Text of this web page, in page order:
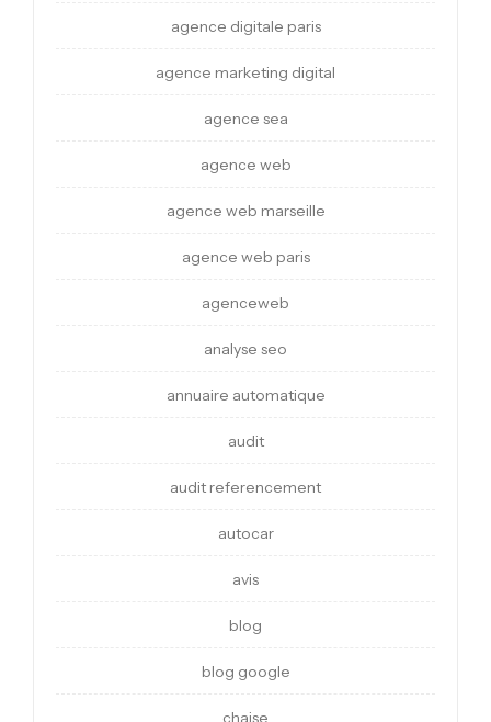
agence digitale paris
agence marketing digital
agence sea
agence web
agence web marseille
agence web paris
agenceweb
analyse seo
annuaire automatique
audit
audit referencement
autocar
avis
blog
blog google
chaise